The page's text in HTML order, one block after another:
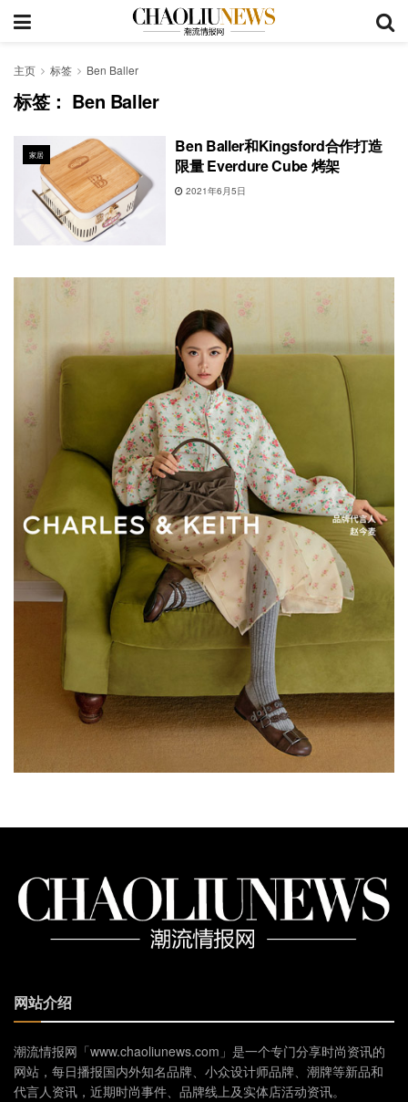
主页 标签 Ben Baller
标签： Ben Baller
家居
Ben Baller和Kingsford合作打造
限量 Everdure Cube 烤架
2021年6月5日
网站介绍
潮流情报网「www.chaoliunews.com」是一个专门分享时尚资讯的
网站，每日播报国内外知名品牌、小众设计师品牌、潮牌等新品和
代言人资讯，近期时尚事件、品牌线上及实体店活动资讯。